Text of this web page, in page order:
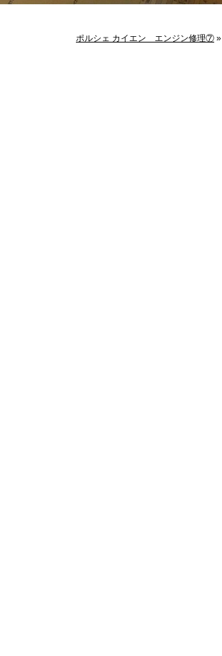
ポルシェ カイエン エンジン修理⑦ »